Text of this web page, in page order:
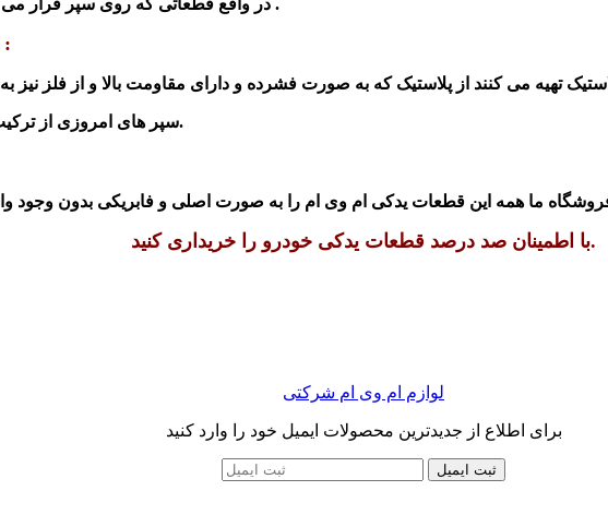
در واقع قطعاتی که روی سپر قرار می گیرد عبارتند از مه شکن ، گاردسپر، بکسل بند است .
:
سپر های امروزی از ترکیب چند آلیاژ فلز، پلاستیک و فیبر کربن تولید می شوند.
با اطمینان صد درصد قطعات یدکی خودرو را خریداری کنید.
لوازم ام وی ام شرکتی
برای اطلاع از جدیدترین محصولات ایمیل خود را وارد کنید
ثبت ایمیل